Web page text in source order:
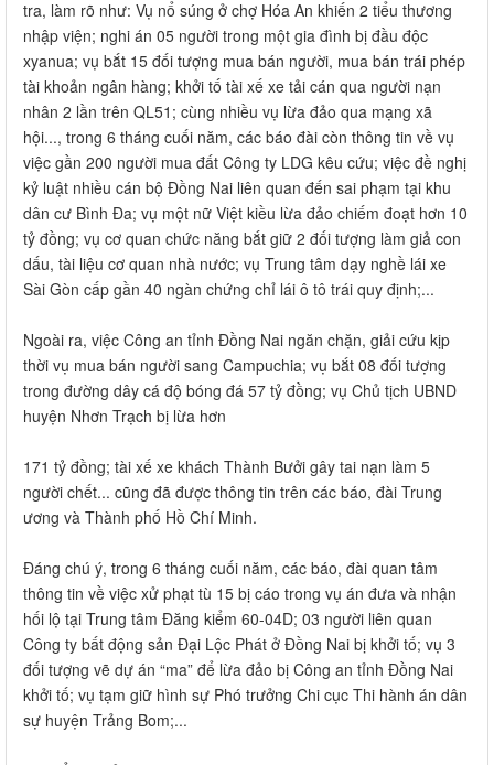
tra, làm rõ như: Vụ nổ súng ở chợ Hóa An khiến 2 tiểu thương
nhập viện; nghi án 05 người trong một gia đình bị đầu độc
xyanua; vụ bắt 15 đối tượng mua bán người, mua bán trái phép
tài khoản ngân hàng; khởi tố tài xế xe tải cán qua người nạn
nhân 2 lần trên QL51; cùng nhiều vụ lừa đảo qua mạng xã
hội..., trong 6 tháng cuối năm, các báo đài còn thông tin về vụ
việc gần 200 người mua đất Công ty LDG kêu cứu; việc đề nghị
kỷ luật nhiều cán bộ Đồng Nai liên quan đến sai phạm tại khu
dân cư Bình Đa; vụ một nữ Việt kiều lừa đảo chiếm đoạt hơn 10
tỷ đồng; vụ cơ quan chức năng bắt giữ 2 đối tượng làm giả con
dấu, tài liệu cơ quan nhà nước; vụ Trung tâm dạy nghề lái xe
Sài Gòn cấp gần 40 ngàn chứng chỉ lái ô tô trái quy định;...
Ngoài ra, việc Công an tỉnh Đồng Nai ngăn chặn, giải cứu kịp
thời vụ mua bán người sang Campuchia; vụ bắt 08 đối tượng
trong đường dây cá độ bóng đá 57 tỷ đồng; vụ Chủ tịch UBND
huyện Nhơn Trạch bị lừa hơn
171 tỷ đồng; tài xế xe khách Thành Bưởi gây tai nạn làm 5
người chết... cũng đã được thông tin trên các báo, đài Trung
ương và Thành phố Hồ Chí Minh.
Đáng chú ý, trong 6 tháng cuối năm, các báo, đài quan tâm
thông tin về việc xử phạt tù 15 bị cáo trong vụ án đưa và nhận
hối lộ tại Trung tâm Đăng kiểm 60-04D; 03 người liên quan
Công ty bất động sản Đại Lộc Phát ở Đồng Nai bị khởi tố; vụ 3
đối tượng vẽ dự án “ma” để lừa đảo bị Công an tỉnh Đồng Nai
khởi tố; vụ tạm giữ hình sự Phó trưởng Chi cục Thi hành án dân
sự huyện Trảng Bom;...